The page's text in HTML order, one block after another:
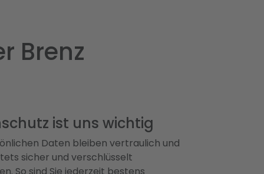
Brenz
ist uns wichtig
Daten bleiben vertraulich und
sicher und verschlüsselt